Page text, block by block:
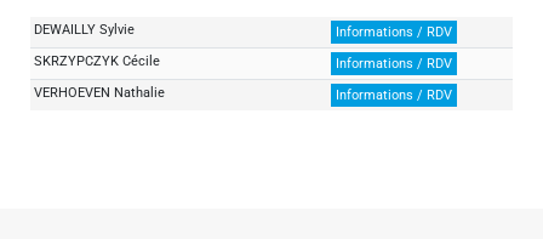
DEWAILLY Sylvie
Informations / RDV
SKRZYPCZYK Cécile
Informations / RDV
VERHOEVEN Nathalie
Informations / RDV